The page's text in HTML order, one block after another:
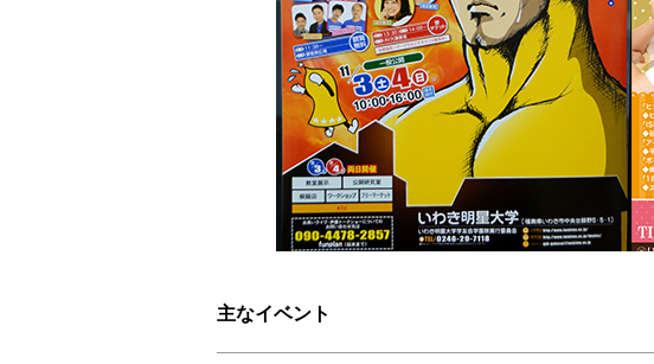
主なイベント